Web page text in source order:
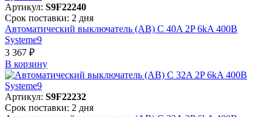
Артикул: S9F22240
Срок поставки: 2 дня
Автоматический выключатель (АВ) C 40A 2P 6kA 400В
Systeme9
3 367 ₽
В корзинy
Артикул: S9F22232
Срок поставки: 2 дня